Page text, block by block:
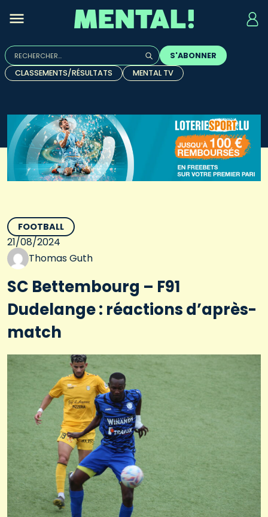
Rechercher :
Quand les résultats de l'auto-complétion sont
S'ABONNER
CLASSEMENTS/RÉSULTATS
MENTAL TV
FOOTBALL
21/08/2024
Thomas Guth
SC Bettembourg – F91
Dudelange : réactions d’après-
match